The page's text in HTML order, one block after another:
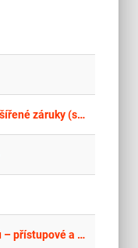
Dodávka SAN switchů včetně rozšířené záruky (support) výrobce
Dodávka aktivních síťových prvků – přístupové a centrální přepínače